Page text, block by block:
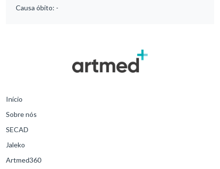
Causa óbito: -
Início
Sobre nós
SECAD
Jaleko
Artmed360